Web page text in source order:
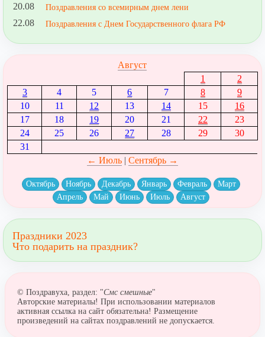
20.08 Поздравления со всемирным днем лени
22.08 Поздравления с Днем Государственного флага РФ
Август
1
2
3
4 5 6 7 8
9
10
11 12 13 14 15
16
17
18 19 20 21 22
23
24
25 26 27 28 29
30
31
← Июль| Сентябрь →
Октябрь Ноябрь Декабрь Январь Февраль
Март
Апрель
Май Июнь Июль Август
Праздники 2023
Что подарить на праздник?
© Поздравуха, раздел: "Смс смешные"
Авторские материалы! При использовании материалов
активная ссылка на сайт обязательна! Размещение
произведений на сайтах поздравлений не допускается.